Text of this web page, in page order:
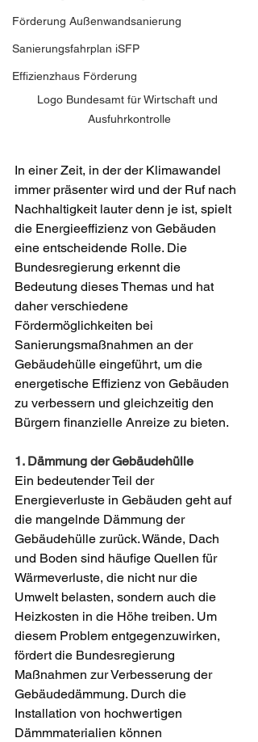
Förderung Außenwandsanierung
Sanierungsfahrplan iSFP
Effizienzhaus Förderung
Logo Bundesamt für Wirtschaft und
Ausfuhrkontrolle
In einer Zeit, in der der Klimawandel
immer präsenter wird und der Ruf nach
Nachhaltigkeit lauter denn je ist, spielt
die Energieeffizienz von Gebäuden
eine entscheidende Rolle. Die
Bundesregierung erkennt die
Bedeutung dieses Themas und hat
daher verschiedene
Fördermöglichkeiten bei
Sanierungsmaßnahmen an der
Gebäudehülle eingeführt, um die
energetische Effizienz von Gebäuden
zu verbessern und gleichzeitig den
Bürgern finanzielle Anreize zu bieten.
1. Dämmung der Gebäudehülle
Ein bedeutender Teil der
Energieverluste in Gebäuden geht auf
die mangelnde Dämmung der
Gebäudehülle zurück. Wände, Dach
und Boden sind häufige Quellen für
Wärmeverluste, die nicht nur die
Umwelt belasten, sondern auch die
Heizkosten in die Höhe treiben. Um
diesem Problem entgegenzuwirken,
fördert die Bundesregierung
Maßnahmen zur Verbesserung der
Gebäudedämmung. Durch die
Installation von hochwertigen
Dämmmaterialien können